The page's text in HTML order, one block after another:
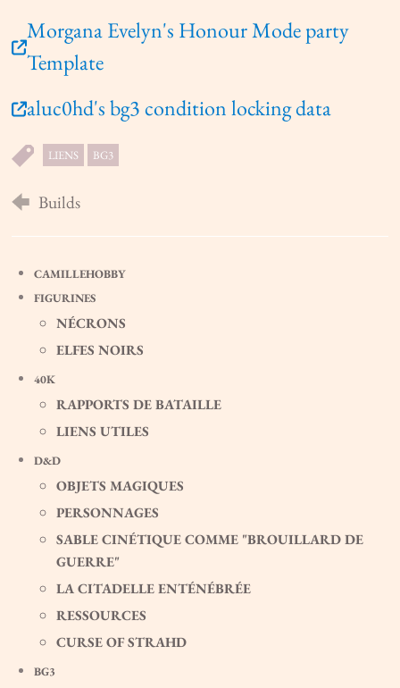
Morgana Evelyn's Honour Mode party
Template
aluc0hd's bg3 condition locking data
LIENS BG3
Builds
CAMILLEHOBBY
FIGURINES
NÉCRONS
ELFES NOIRS
40K
RAPPORTS DE BATAILLE
LIENS UTILES
D&D
OBJETS MAGIQUES
PERSONNAGES
SABLE CINÉTIQUE COMME "BROUILLARD DE
GUERRE"
LA CITADELLE ENTÉNÉBRÉE
RESSOURCES
CURSE OF STRAHD
BG3